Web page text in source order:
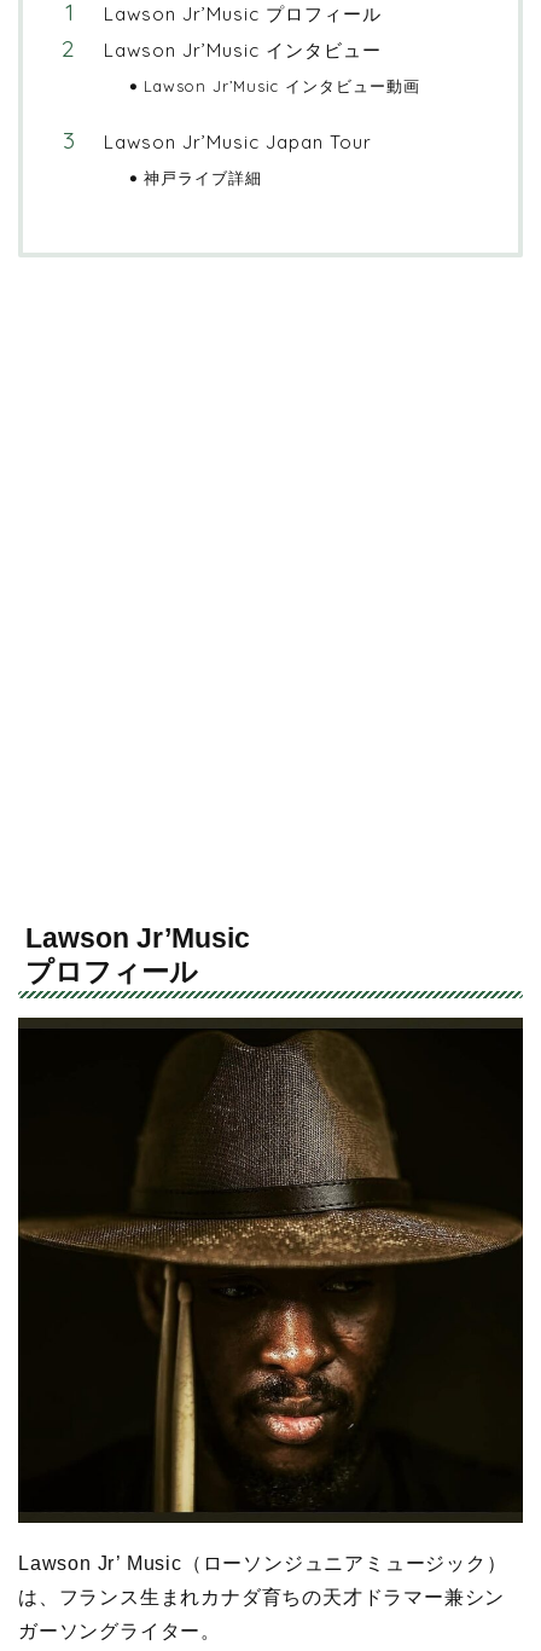
Lawson Jr’Music プロフィール
Lawson Jr’Music インタビュー
Lawson Jr’Music インタビュー動画
Lawson Jr’Music Japan Tour
神戸ライブ詳細
Lawson Jr’Music
プロフィール
Lawson Jr’ Music（ローソンジュニアミュージック）
は、フランス生まれカナダ育ちの天才ドラマー兼シン
ガーソングライター。